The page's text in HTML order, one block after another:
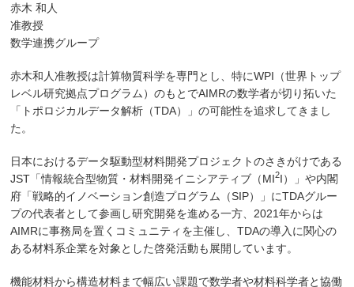
赤木 和人
准教授
数学連携グループ
赤木和人准教授は計算物質科学を専門とし、特にWPI（世界トップ
レベル研究拠点プログラム）のもとでAIMRの数学者が切り拓いた
「トポロジカルデータ解析（TDA）」の可能性を追求してきまし
た。
日本におけるデータ駆動型材料開発プロジェクトのさきがけである
JST「情報統合型物質・材料開発イニシアティブ（MI2I）」や内閣
府「戦略的イノベーション創造プログラム（SIP）」にTDAグルー
プの代表者として参画し研究開発を進める一方、2021年からは
AIMRに事務局を置くコミュニティを主催し、TDAの導入に関心の
ある材料系企業を対象とした啓発活動も展開しています。
機能材料から構造材料まで幅広い課題で数学者や材料科学者と協働